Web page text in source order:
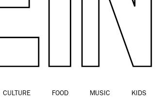
CULTURE FOOD MUSIC KIDS